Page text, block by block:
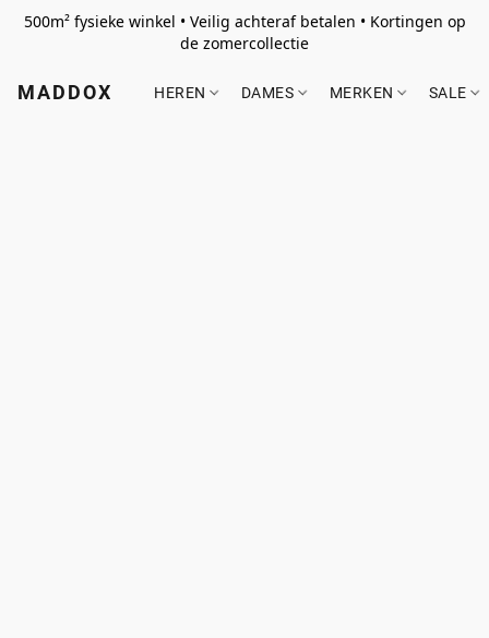
500m² fysieke winkel • Veilig achteraf betalen • Kortingen op
de zomercollectie
MADDOX HEREN DAMES MERKEN SALE